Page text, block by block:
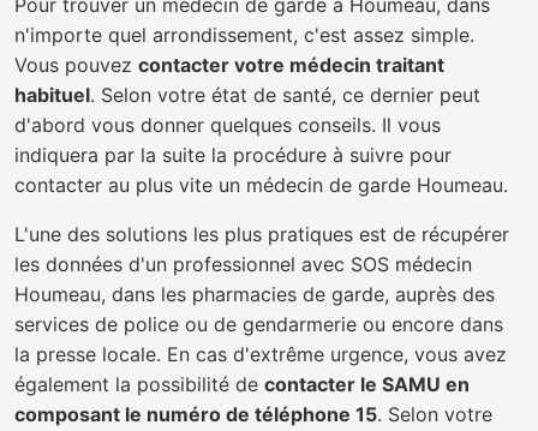
Pour trouver un médecin de garde à Houmeau, dans
n'importe quel arrondissement, c'est assez simple.
Vous pouvez contacter votre médecin traitant
habituel. Selon votre état de santé, ce dernier peut
d'abord vous donner quelques conseils. Il vous
indiquera par la suite la procédure à suivre pour
contacter au plus vite un médecin de garde Houmeau.
L'une des solutions les plus pratiques est de récupérer
les données d'un professionnel avec SOS médecin
Houmeau, dans les pharmacies de garde, auprès des
services de police ou de gendarmerie ou encore dans
la presse locale. En cas d'extrême urgence, vous avez
également la possibilité de contacter le SAMU en
composant le numéro de téléphone 15. Selon votre